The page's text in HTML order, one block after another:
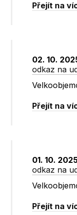
Přejít na
02. 10.
odkaz na
Přejít na
01. 10.
odkaz na
Přejít na